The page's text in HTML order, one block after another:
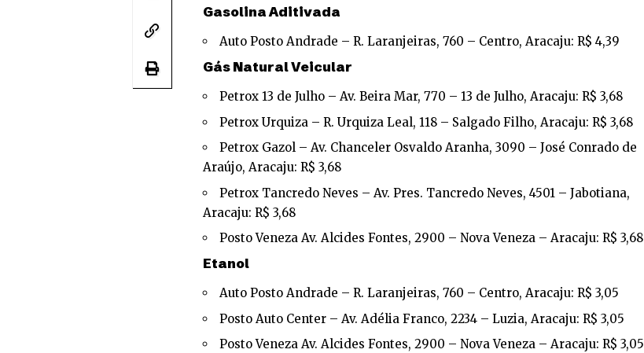
Gasolina Aditivada
Auto Posto Andrade – R. Laranjeiras, 760 – Centro, Aracaju: R$ 4,39
Gás Natural Veicular
Petrox 13 de Julho – Av. Beira Mar, 770 – 13 de Julho, Aracaju: R$ 3,68
Petrox Urquiza – R. Urquiza Leal, 118 – Salgado Filho, Aracaju: R$ 3,68
Petrox Gazol – Av. Chanceler Osvaldo Aranha, 3090 – José Conrado de
Araújo, Aracaju: R$ 3,68
Petrox Tancredo Neves – Av. Pres. Tancredo Neves, 4501 – Jabotiana,
Aracaju: R$ 3,68
Posto Veneza Av. Alcides Fontes, 2900 – Nova Veneza – Aracaju: R$ 3,68
Etanol
Auto Posto Andrade – R. Laranjeiras, 760 – Centro, Aracaju: R$ 3,05
Posto Auto Center – Av. Adélia Franco, 2234 – Luzia, Aracaju: R$ 3,05
Posto Veneza Av. Alcides Fontes, 2900 – Nova Veneza – Aracaju: R$ 3,05